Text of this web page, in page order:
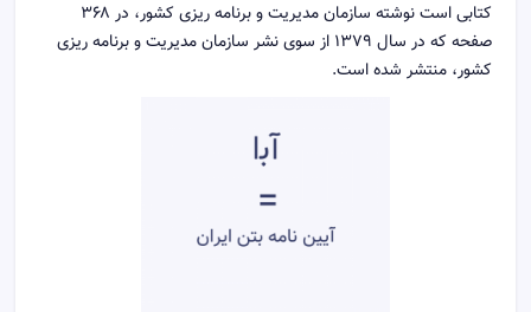
کتابی است نوشته سازمان مدیریت و برنامه ریزی کشور، در ۳۶۸
صفحه که در سال ۱۳۷۹ از سوی نشر سازمان مدیریت و برنامه ریزی
کشور، منتشر شده است.